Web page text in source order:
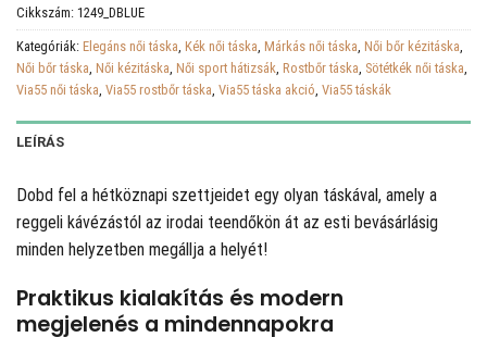
Cikkszám: 1249_DBLUE
Kategóriák: Elegáns női táska, Kék női táska, Márkás női táska, Női bőr kézitáska,
Női bőr táska, Női kézitáska, Női sport hátizsák, Rostbőr táska, Sötétkék női táska,
Via55 női táska, Via55 rostbőr táska, Via55 táska akció, Via55 táskák
LEÍRÁS
Dobd fel a hétköznapi szettjeidet egy olyan táskával, amely a
reggeli kávézástól az irodai teendőkön át az esti bevásárlásig
minden helyzetben megállja a helyét!
Praktikus kialakítás és modern
megjelenés a mindennapokra